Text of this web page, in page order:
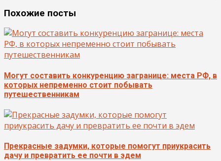
Похожие посты
Могут составить конкуренцию загранице: места РФ, в
которых непременно стоит побывать
путешественникам
Прекрасные задумки, которые помогут приукрасить
дачу и превратить ее почти в эдем